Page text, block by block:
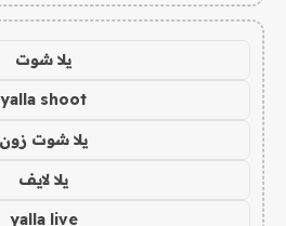
يلا شوت
yalla shoot
يلا شوت زون
يلا لايف
yalla live